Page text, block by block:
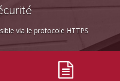
via le protocole HTTPS